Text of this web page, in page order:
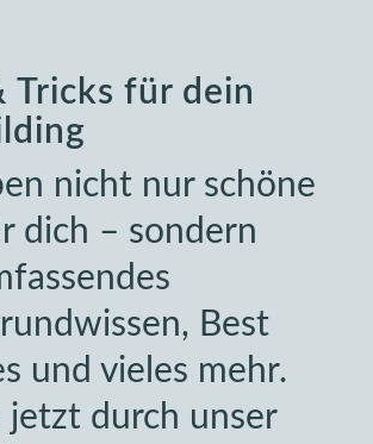
Tricks für dein
nicht nur schöne
dich – sondern
Best
und vieles mehr.
jetzt durch unser